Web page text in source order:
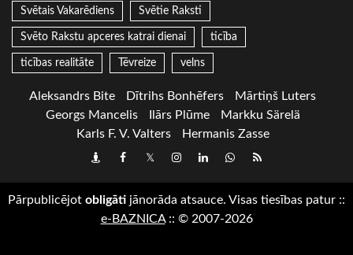
Svētais Vakarēdiens Svētie Raksti
Svēto Rakstu apceres katrai dienai ticība
ticības realitāte Tēvreize velns
Aleksandrs Bite Dītrihs Bonhēfers
Mārtiņš Luters
Georgs Mancelis
Ilārs Plūme
Markku Särelä
Karls F. V. Valters
Hermanis Zasse
DraugiemFacebook
TwitterInstagram
LinkedInwhatsapp
RSS
Pārpublicējot obligāti jānorāda atsauce. Visas tiesības patur ::
e-BAZNICA:: © 2007-2026